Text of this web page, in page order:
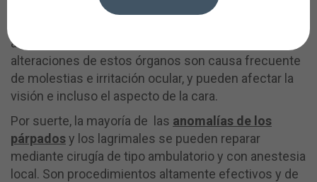
a los párpados y el sistema lagrimal. Las
alteraciones de estos órganos son causa frecuente
de molestias e irritación ocular, y pueden afectar la
visión e incluso el aspecto de la cara.
Por suerte, la mayoría de las anomalías de los
párpadosy los lagrimales se pueden reparar
mediante cirugía de tipo ambulatorio y con anestesia
local. Son procedimientos altamente efectivos y de